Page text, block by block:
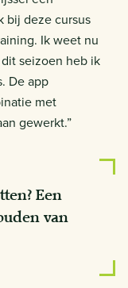
bij deze cursus
Ik weet nu
seizoen heb ik
De app
met
gewerkt.”
Een
van